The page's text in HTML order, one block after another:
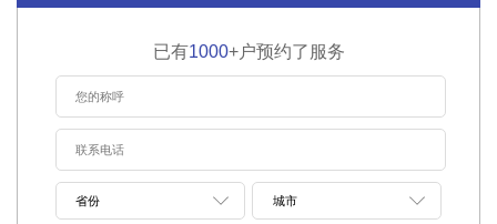
已有1000+户预约了服务